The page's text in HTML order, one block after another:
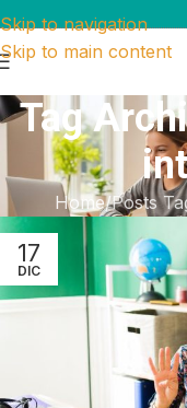
Skip to navigation
Skip to main content
Tag
Home Posts
17
DIC